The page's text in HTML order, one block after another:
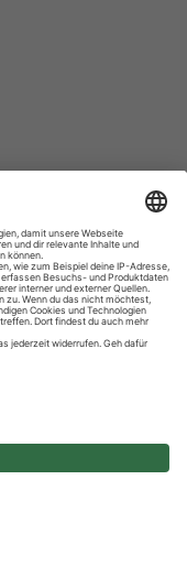
reserved